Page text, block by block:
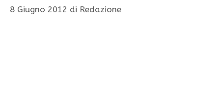
8 Giugno 2012 di Redazione